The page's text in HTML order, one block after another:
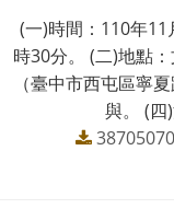
(一)時間：110年
時30分。 (二)地點
（臺中市西屯區寧
與。 (四